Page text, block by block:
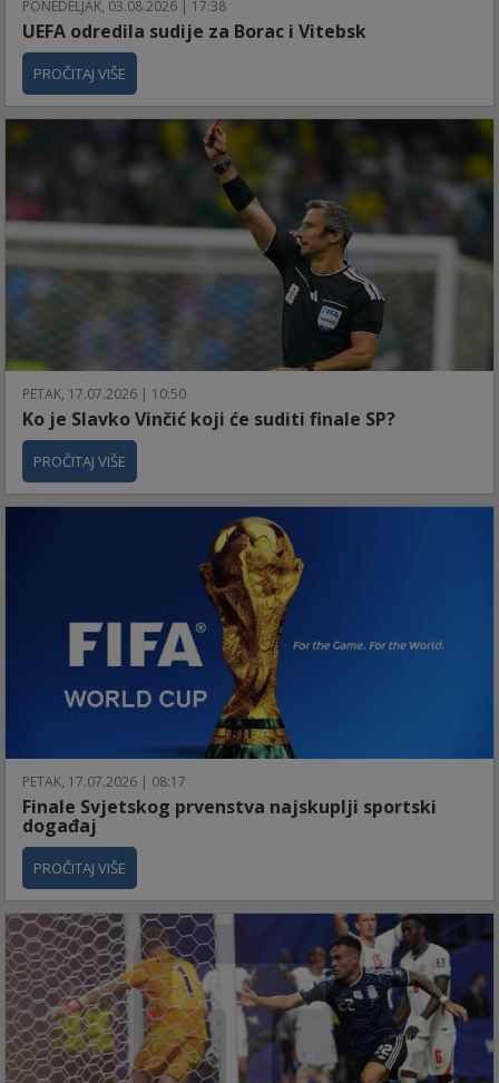
PONEDELJAK, 03.08.2026 | 17:38
UEFA odredila sudije za Borac i Vitebsk
PROČITAJ VIŠE
PETAK, 17.07.2026 | 10:50
Ko je Slavko Vinčić koji će suditi finale SP?
PROČITAJ VIŠE
PETAK, 17.07.2026 | 08:17
Finale Svjetskog prvenstva najskuplji sportski
događaj
PROČITAJ VIŠE